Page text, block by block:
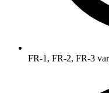
FR-1, FR-2, FR-3